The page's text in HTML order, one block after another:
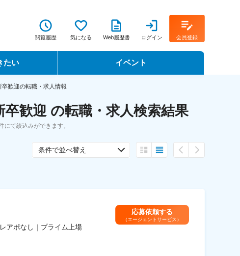
閲覧履歴 気になる Web履歴書 ログイン 会員登録
たい イベント
転職フェア
卒歓迎の転職・求人情報
歓迎 の転職・求人検索結果
て絞込みができます。
条件で並べ替え
アポなし｜プライム上場
応募依頼する
（エージェントサービス）